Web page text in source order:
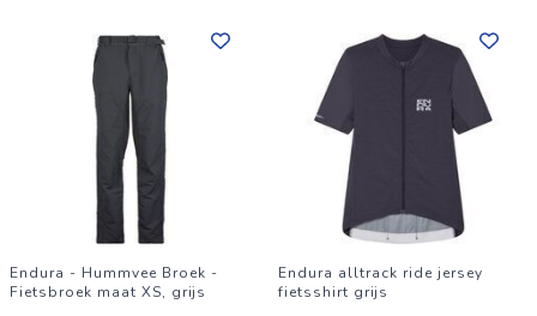
Endura - Hummvee Broek -
Fietsbroek maat XS, grijs
Endura alltrack ride jersey
fietsshirt grijs